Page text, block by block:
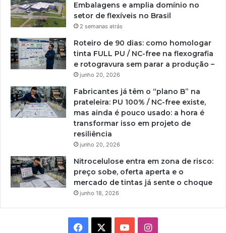
Embalagens e amplia domínio no
setor de flexíveis no Brasil
2 semanas atrás
Roteiro de 90 dias: como homologar
tinta FULL PU / NC-free na flexografia
e rotogravura sem parar a produção –
junho 20, 2026
Fabricantes já têm o “plano B” na
prateleira: PU 100% / NC-free existe,
mas ainda é pouco usado: a hora é
transformar isso em projeto de
resiliência
junho 20, 2026
Nitrocelulose entra em zona de risco:
preço sobe, oferta aperta e o
mercado de tintas já sente o choque
junho 18, 2026
Facebook YouTubeInstagram